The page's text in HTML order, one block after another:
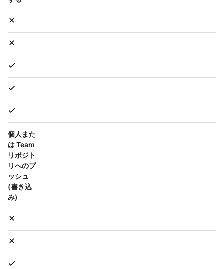
個人また
は Team
リポジト
リへのプ
ッシュ
(書き込
み)